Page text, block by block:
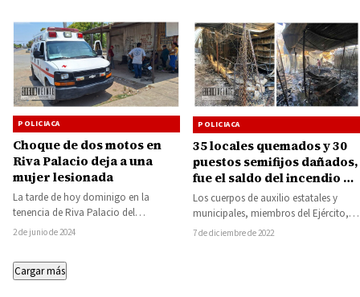
POLICIACA
Choque de dos motos en
Riva Palacio deja a una
mujer lesionada
La tarde de hoy dominigo en la
tenencia de Riva Palacio del
municipio de San Lucas, sucedió un…
2 de junio de 2024
POLICIACA
35 locales quemados y 30
puestos semifijos dañados,
fue el saldo del incendio en
mercado de Ciudad
Altamirano: alcalde de
Pungarabato
Los cuerpos de auxilio estatales y
municipales, miembros del Ejército,
elementos policiales y personas de la
7 de diciembre de 2022
Cargar más